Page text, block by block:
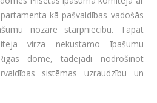
kā pašvaldības vadošās
nozarē starpniecību. Tāpat
virza nekustamo īpašumu
domē, tādējādi nodrošinot
sistēmas uzraudzību un